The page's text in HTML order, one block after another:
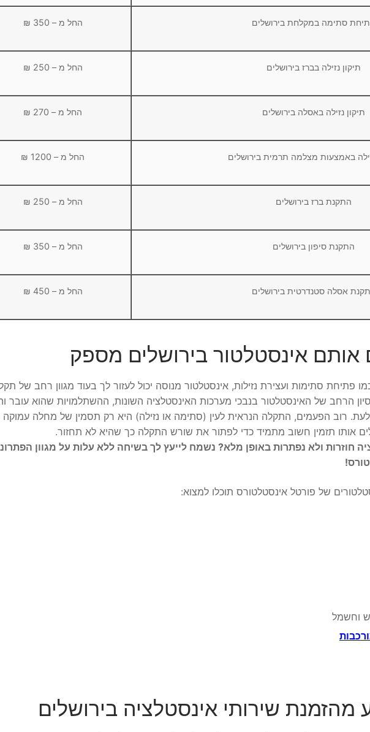
סתימה במקלחת בירושלים החל מ – 350 ₪
תיקון נזילה בברז בירושלים החל מ – 250 ₪
תיקון נזילה באסלה בירושלים החל מ – 270 ₪
באמצעות מצלמה תרמית בירושלים החל מ – 1200 ₪
התקנת ברז בירושלים החל מ – 250 ₪
התקנת סיפון בירושלים החל מ – 350 ₪
אסלה סטנדרטית בירושלים החל מ – 450 ₪
אותם אינסטלטור בירושלים מספק
פתיחת סתימות ועצירת נזילות, אינסטלטור מנוסה יכול לעזור לך בעוד מגוון רחב של
הרחב של האינסטלטור בנבכי מערכות האינסטלציה השונות, ההשתלמויות שהוא עובר
רוב הפעמים, התקלה הנראית לעין (סתימה או נזילה) היא רק תסמין של מחלה עמוקה
אותו תזמין חשוב מתמיד כדי לפתור את שורש התקלה כך שהיא לא תחזור.
חוזרות ולא נפתרות באופן מלא? נשמח לייעץ לך בשיחה ללא עלות על מגוון
של פורטל אינסטלטורס תוכלו למצוא:
וחשמל